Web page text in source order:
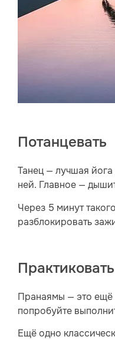
Потанцевать
Танец — лучшая
ней. Главное —
Через 5 минут
разблокировать
Пранаямы — это ещё
попробуйте
Ещё одно